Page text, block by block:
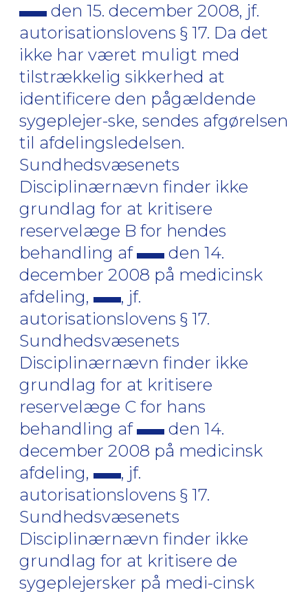
den 15. december 2008, jf.
autorisationslovens § 17. Da det
ikke har været muligt med
tilstrækkelig sikkerhed at
identificere den pågældende
sygeplejer-ske, sendes afgørelsen
til afdelingsledelsen.
Sundhedsvæsenets
Disciplinærnævn finder ikke
grundlag for at kritisere
reservelæge B for hendes
behandling af
den 14.
december 2008 på medicinsk
afdeling,
, jf.
autorisationslovens § 17.
Sundhedsvæsenets
Disciplinærnævn finder ikke
grundlag for at kritisere
reservelæge C for hans
behandling af
den 14.
december 2008 på medicinsk
afdeling,
, jf.
autorisationslovens § 17.
Sundhedsvæsenets
Disciplinærnævn finder ikke
grundlag for at kritisere de
sygeplejersker på medi-cinsk